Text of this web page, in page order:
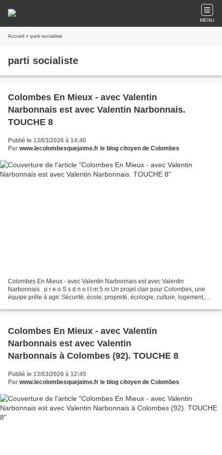
MENU
Accueil » parti socialiste
parti socialiste
Colombes En Mieux - avec Valentin
Narbonnais est avec Valentin Narbonnais.
TOUCHE 8
Publié le 13/03/2026 à 14:40
Par www.lecolombesquejaime.fr le blog citoyen de Colombes
Colombes En Mieux - avec Valentin Narbonnais est avec Valentin
Narbonnais . p r e o S s d n o t t m 5 m Un projet clair pour Colombes, une
équipe prête à agir. Sécurité, école, propreté, écologie, culture, logement,
Colombes En Mieux - avec Valentin
Narbonnais est avec Valentin
Narbonnais à Colombes (92). TOUCHE 8
Publié le 13/03/2026 à 12:45
Par www.lecolombesquejaime.fr le blog citoyen de Colombes